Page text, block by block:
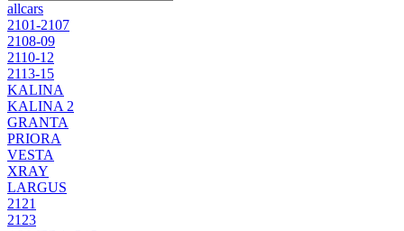
allcars
2101-2107
2108-09
2110-12
2113-15
KALINA
KALINA 2
GRANTA
PRIORA
VESTA
XRAY
LARGUS
2121
2123